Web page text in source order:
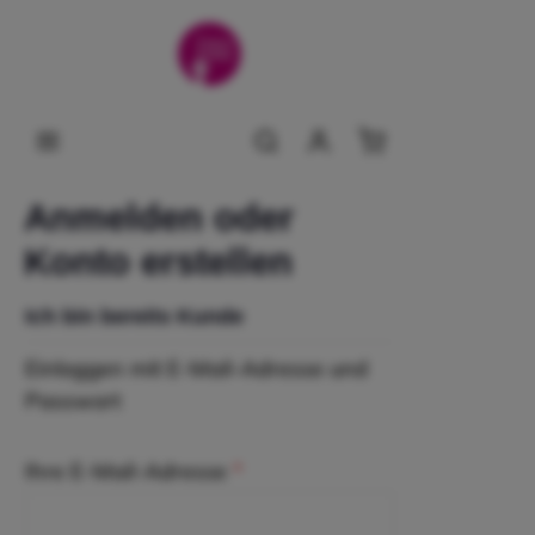
Warenkorb
Anmelden oder
Konto erstellen
Ich bin bereits Kunde
Einloggen mit E-Mail-Adresse und
Passwort
Ihre E-Mail-Adresse